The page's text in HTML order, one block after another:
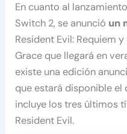
En cuanto al
Switch 2, se anunció un
Resident Evil: Requiem y
Grace que llegará en
existe una edición
que estará disponible el
incluye los tres últimos
Resident Evil.